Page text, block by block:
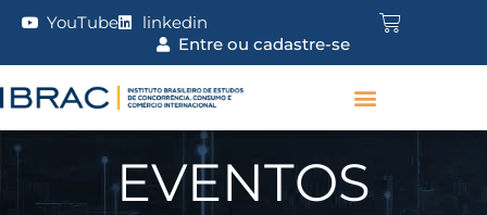
YouTube
linkedin
Entre ou cadastre-se
EVENTOS